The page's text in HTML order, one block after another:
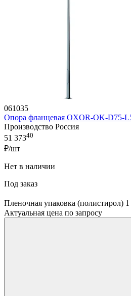
061035
Опора фланцевая OXOR-OK-D75-
Производство Россия
51 37340
₽/шт
Нет в наличии
Под заказ
Пленочная упаковка (полистирол)
Актуальная цена по запросу